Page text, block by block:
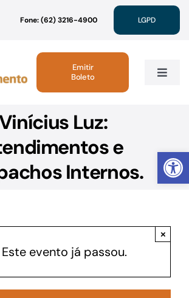
Abrir
Fone: (62) 3216-4900 LGPD
Toggle
Emitir
Boleto
Luz:
e
Internos.
Este evento já passou.
×